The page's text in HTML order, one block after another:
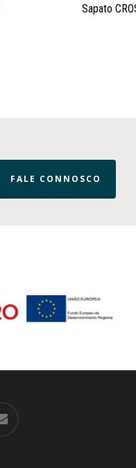
Sapato
FALE CONNOSCO